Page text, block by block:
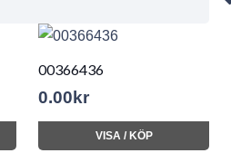
00366436
0.00 kr
VISA / KÖP